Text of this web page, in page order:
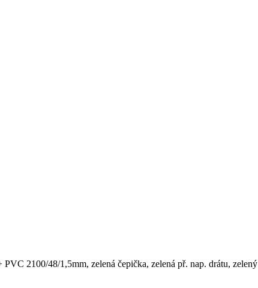
2100/48/1,5mm, zelená čepička, zelená př. nap. drátu, zelený